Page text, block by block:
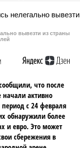
вывезти из страны
что после
начали активно
с 24 февраля
обнаружили более
и евро. Это может
сбережения в